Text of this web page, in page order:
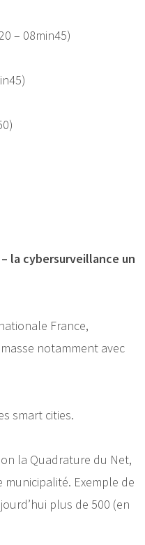
– 08min45)
la cybersurveillance un
France,
notamment avec
smart cities.
la Quadrature du Net,
Exemple de
plus de 500 (en